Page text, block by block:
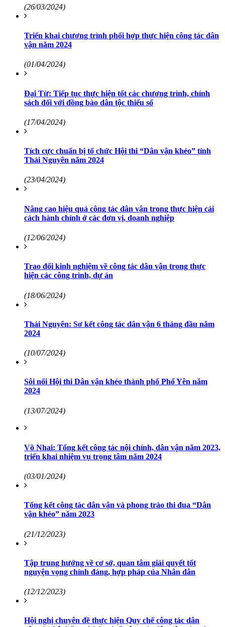
(26/03/2024)
Triển khai chương trình phối hợp thực hiện công tác dân
vận năm 2024
(01/04/2024)
Đại Từ: Tiếp tục thực hiện tốt các chương trình, chính
sách đối với đồng bào dân tộc thiểu số
(17/04/2024)
Tích cực chuẩn bị tổ chức Hội thi “Dân vận khéo” tỉnh
Thái Nguyên năm 2024
(23/04/2024)
Nâng cao hiệu quả công tác dân vận trong thực hiện cải
cách hành chính ở các đơn vị, doanh nghiệp
(12/06/2024)
Trao đổi kinh nghiệm về công tác dân vận trong thực
hiện các công trình, dự án
(18/06/2024)
Thái Nguyên: Sơ kết công tác dân vận 6 tháng đầu năm
2024
(10/07/2024)
Sôi nổi Hội thi Dân vận khéo thành phố Phổ Yên năm
2024
(13/07/2024)
Võ Nhai: Tổng kết công tác nội chính, dân vận năm 2023,
triển khai nhiệm vụ trọng tâm năm 2024
(03/01/2024)
Tổng kết công tác dân vận và phong trào thi đua “Dân
vận khéo” năm 2023
(21/12/2023)
Tập trung hướng về cơ sở, quan tâm giải quyết tốt
nguyện vọng chính đáng, hợp pháp của Nhân dân
(12/12/2023)
Hội nghị chuyên đề thực hiện Quy chế công tác dân